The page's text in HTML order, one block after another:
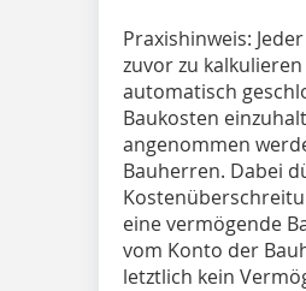
Praxishinweis:
zuvor zu
automatisch
Baukosten
angenommen
Bauherren. Dabei
eine vermögende
vom Konto der
letztlich kein